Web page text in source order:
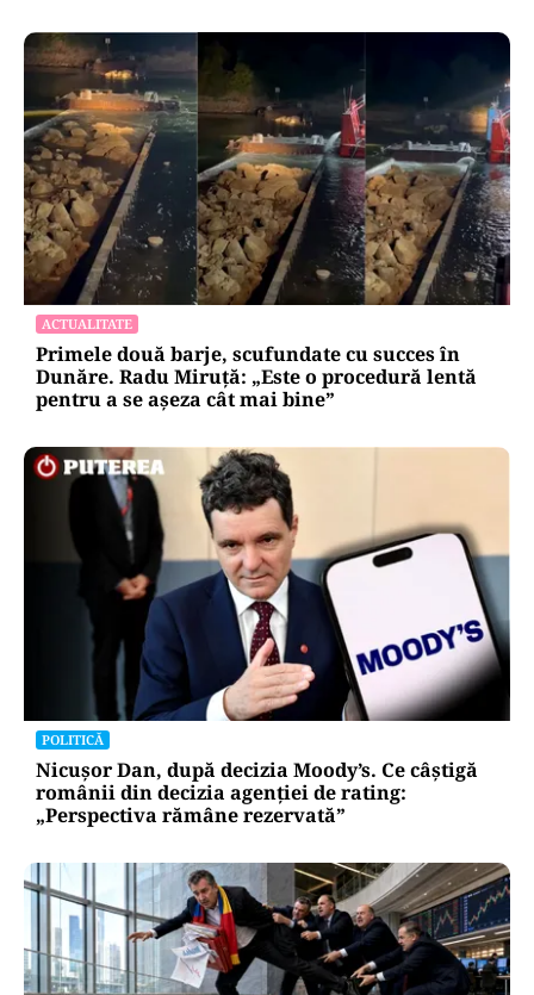
ACTUALITATE
Primele două barje, scufundate cu succes în
Dunăre. Radu Miruță: „Este o procedură lentă
pentru a se așeza cât mai bine”
POLITICĂ
Nicușor Dan, după decizia Moody’s. Ce câștigă
românii din decizia agenției de rating:
„Perspectiva rămâne rezervată”